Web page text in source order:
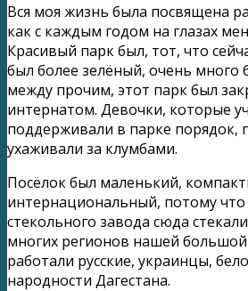
Вся моя жизнь была посвящена
как с каждым годом на глазах
Красивый парк был, тот, что
был более зелёный, очень много
между прочим, этот парк был
интернатом. Девочки, которые
поддерживали в парке порядок,
ухаживали за клумбами.
Посёлок был маленький,
интернациональный, потому что
стекольного завода сюда
многих регионов нашей большой
работали русские, украинцы,
народности Дагестана.